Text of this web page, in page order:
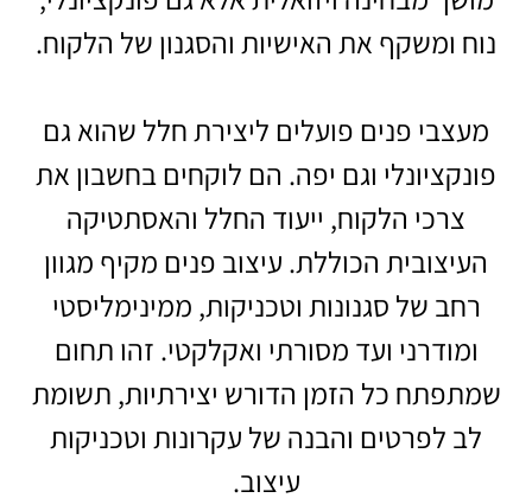
נוח ומשקף את האישיות והסגנון של הלקוח.
מעצבי פנים פועלים ליצירת חלל שהוא גם
פונקציונלי וגם יפה. הם לוקחים בחשבון את
צרכי הלקוח, ייעוד החלל והאסתטיקה
העיצובית הכוללת. עיצוב פנים מקיף מגוון
רחב של סגנונות וטכניקות, ממינימליסטי
ומודרני ועד מסורתי ואקלקטי. זהו תחום
שמתפתח כל הזמן הדורש יצירתיות, תשומת
לב לפרטים והבנה של עקרונות וטכניקות
עיצוב.